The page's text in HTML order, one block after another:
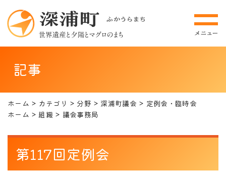
記事
ホーム カテゴリ 分野 深浦町議会
定例会・臨時会
ホーム
組織 議会事務局
第117回定例会